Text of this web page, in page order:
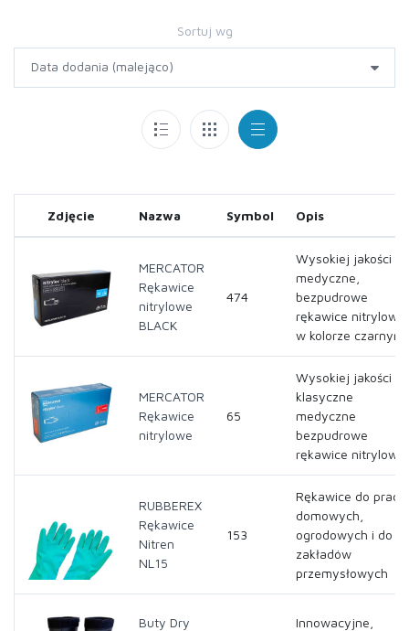
Sortuj wg
Zdjęcie Nazwa Symbol Opis
MERCATOR
Rękawice
nitrylowe
BLACK
474
Wysokiej jakości
medyczne,
bezpudrowe
rękawice nitrylowe
w kolorze czarnym
MERCATOR
Rękawice
nitrylowe
65
Wysokiej jakości
klasyczne
medyczne
bezpudrowe
rękawice nitrylowe
RUBBEREX
Rękawice
Nitren
NL15
153
Rękawice do prac
domowych,
ogrodowych i do
zakładów
przemysłowych
Buty Dry
Innowacyjne,